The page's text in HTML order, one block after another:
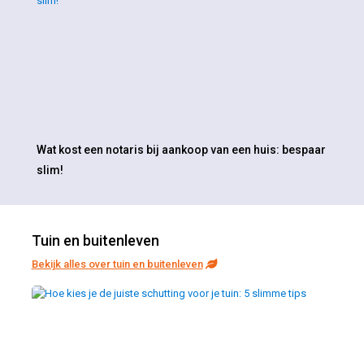
Wat kost een notaris bij aankoop van een huis: bespaar
slim!
Tuin en buitenleven
Bekijk alles over tuin en buitenleven